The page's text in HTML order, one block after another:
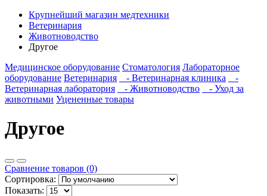
Крупнейший магазин медтехники
Ветеринария
Животноводство
Другое
Медицинское оборудование Стоматология Лабораторное
оборудование Ветеринария - Ветеринарная клиника
-
Ветеринарная лаборатория
- Животноводство
- Уход за
животными Уцененные товары
Другое
Сравнение товаров (0)
Сортировка:
Показать: